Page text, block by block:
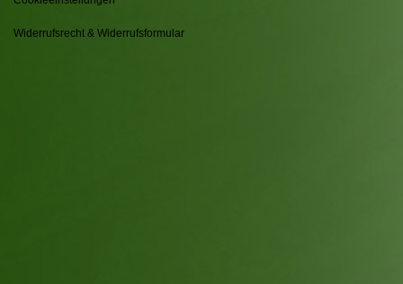
Widerrufsrecht & Widerrufsformular